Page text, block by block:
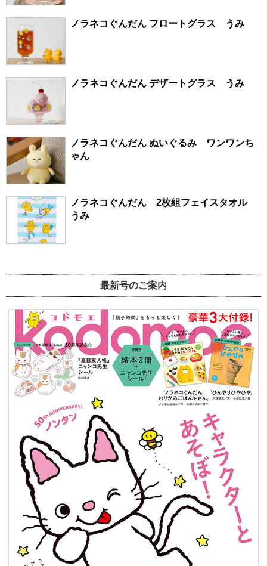
ノラネコぐんだん フロートグラス うみ
ノラネコぐんだん デザートグラス うみ
ノラネコぐんだん ぬいぐるみ ワンワンち
ゃん
ノラネコぐんだん 2枚組フェイスタオル
うみ
最新号のご案内